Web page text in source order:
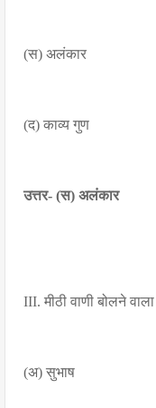
(स) अलंकार
(द) काव्य गुण
उत्तर- (स) अलंकार
III. मीठी वाणी बोलने
(अ) सुभाष